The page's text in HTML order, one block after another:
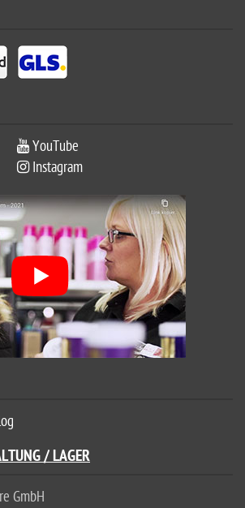
YouTube
Instagram
/ LAGER
GmbH